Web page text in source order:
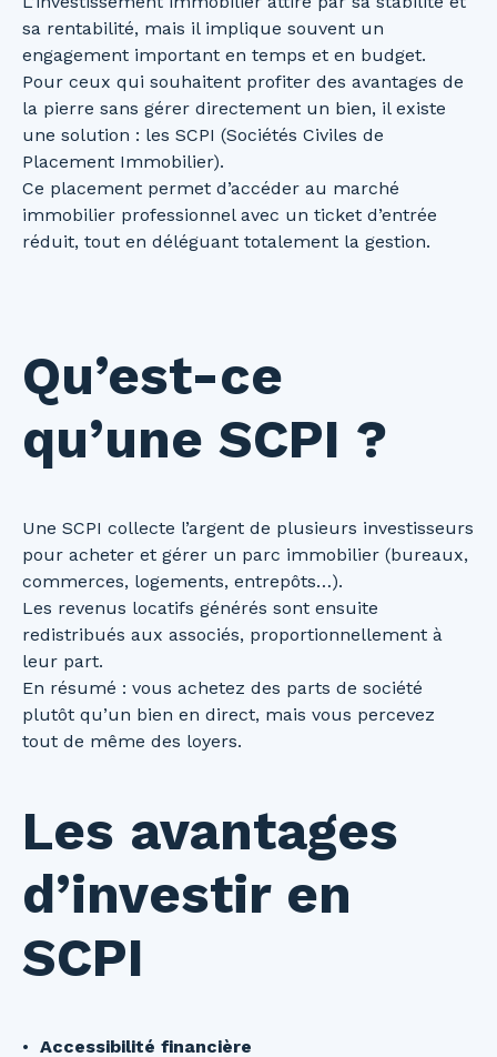
sa rentabilité, mais il implique souvent un
engagement important en temps et en budget.
Pour ceux qui souhaitent profiter des avantages de
la pierre sans gérer directement un bien, il existe
une solution : les SCPI (Sociétés Civiles de
Placement Immobilier).
Ce placement permet d’accéder au marché
immobilier professionnel avec un ticket d’entrée
réduit, tout en déléguant totalement la gestion.
Qu’est-ce
qu’une SCPI ?
Une SCPI collecte l’argent de plusieurs investisseurs
pour acheter et gérer un parc immobilier (bureaux,
commerces, logements, entrepôts…).
Les revenus locatifs générés sont ensuite
redistribués aux associés, proportionnellement à
leur part.
En résumé : vous achetez des parts de société
plutôt qu’un bien en direct, mais vous percevez
tout de même des loyers.
Les avantages
d’investir en
SCPI
Accessibilité financière